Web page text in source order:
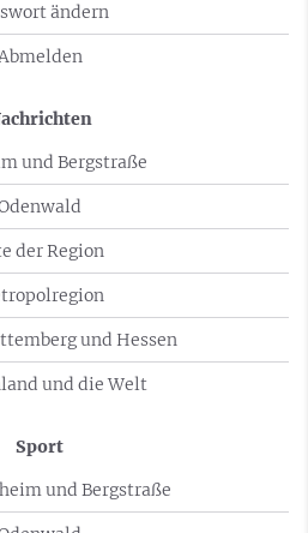
ändern
und Bergstraße
der Region
und Hessen
und die Welt
Sport
und Bergstraße